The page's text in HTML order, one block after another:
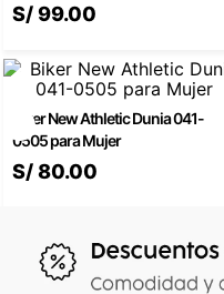
S/99.00
Biker New Athletic Dunia 041-
0505 para Mujer
S/80.00